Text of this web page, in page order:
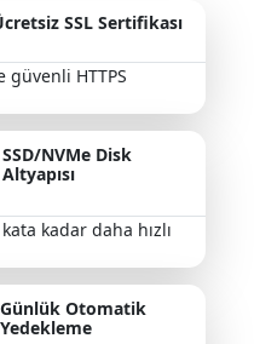
SSL Sertifikası
HTTPS
SSD/NVMe Disk
Altyapısı
kadar daha hızlı
Günlük Otomatik
Yedekleme